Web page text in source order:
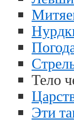
Тело
Эти